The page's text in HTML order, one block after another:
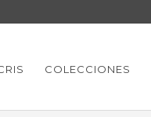
COLECCIONES